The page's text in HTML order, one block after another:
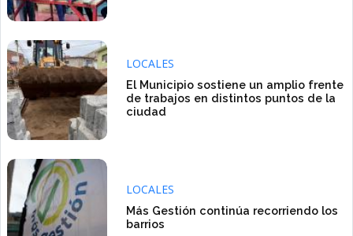
LOCALES
El Municipio sostiene un amplio frente
de trabajos en distintos puntos de la
ciudad
LOCALES
Más Gestión continúa recorriendo los
barrios